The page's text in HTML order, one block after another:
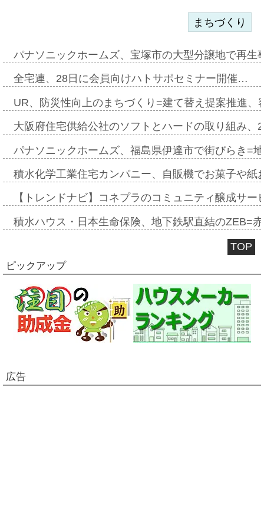
まちづくり
パナソニックホームズ、宝塚市の大型分譲地で再
全宅連、28日に会員向けハトサポセミナー開催…
UR、防災性向上のまちづくり=建て替え提案推進
大阪府住宅供給公社のソフトとハードの取り組み
パナソニックホームズ、福島県伊達市で街びらき=
積水化学工業住宅カンパニー、自販機でお菓子や
【トレンドナビ】コネプラのコミュニティ醸成サ
積水ハウス・日本生命保険、地下鉄駅直結のZEB=
TOP
ピックアップ
広告